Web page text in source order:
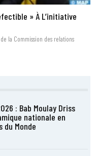
» À L’initiative
la Commission des relations
: Bab Moulay Driss
nationale en
du Monde